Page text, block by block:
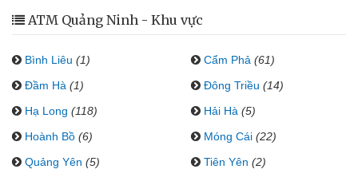
ATM Quảng Ninh - Khu vực
Bình Liêu (1) Cẩm Phả (61)
Đầm Hà (1) Đông Triều (14)
Hạ Long (118) Hải Hà (5)
Hoành Bồ (6) Móng Cái (22)
Quảng Yên (5) Tiên Yên (2)